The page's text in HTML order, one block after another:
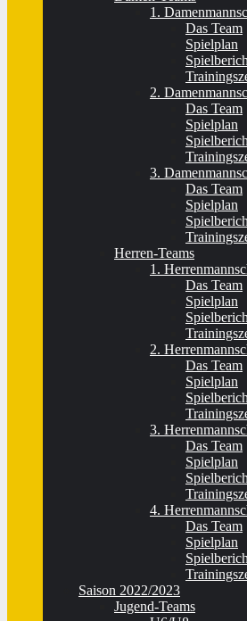
1.
Das Team
Spielplan
2.
Das Team
Spielplan
3.
Das Team
Spielplan
Herren-Teams
1.
Das Team
Spielplan
2.
Das Team
Spielplan
3.
Das Team
Spielplan
4.
Das Team
Spielplan
Saison 2022/2023
Jugend-Teams